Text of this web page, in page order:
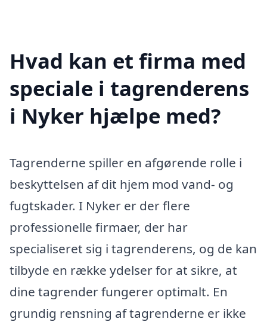
Hvad kan et firma med
speciale i tagrenderens
i Nyker hjælpe med?
Tagrenderne spiller en afgørende rolle i
beskyttelsen af dit hjem mod vand- og
fugtskader. I Nyker er der flere
professionelle firmaer, der har
specialiseret sig i tagrenderens, og de kan
tilbyde en række ydelser for at sikre, at
dine tagrender fungerer optimalt. En
grundig rensning af tagrenderne er ikke